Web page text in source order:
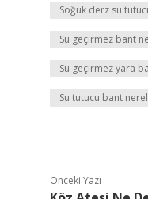
Soğuk derz su
Su geçirmez bant
Su geçirmez yara
Su tutucu bant
Önceki Yazı